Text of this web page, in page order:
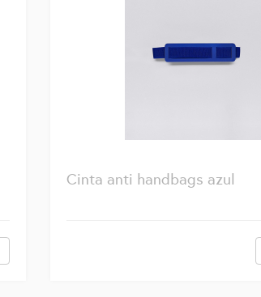
Cinta anti handbags azul